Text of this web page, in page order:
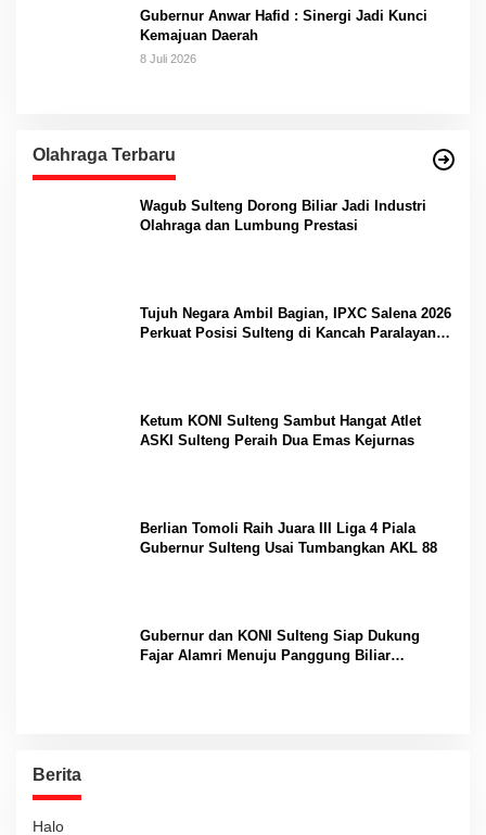
Gubernur Anwar Hafid : Sinergi Jadi Kunci
Kemajuan Daerah
8 Juli 2026
Olahraga Terbaru
Wagub Sulteng Dorong Biliar Jadi Industri
Olahraga dan Lumbung Prestasi
Tujuh Negara Ambil Bagian, IPXC Salena 2026
Perkuat Posisi Sulteng di Kancah Paralayang
Ketum KONI Sulteng Sambut Hangat Atlet
ASKI Sulteng Peraih Dua Emas Kejurnas
Berlian Tomoli Raih Juara III Liga 4 Piala
Gubernur Sulteng Usai Tumbangkan AKL 88
Gubernur dan KONI Sulteng Siap Dukung
Fajar Alamri Menuju Panggung Biliar
Berita
Halo